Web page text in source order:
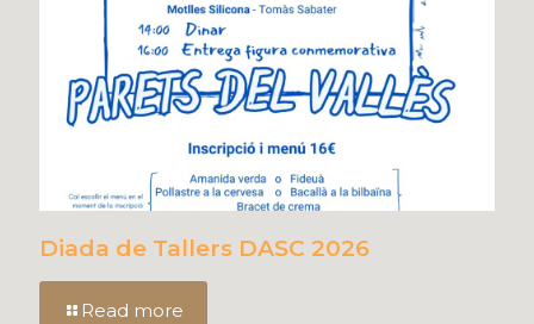
Diada de Tallers DASC 2026
Read more